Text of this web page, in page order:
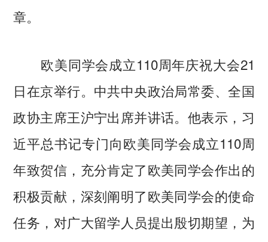
章。
欧美同学会成立110周年庆祝大会21
日在京举行。中共中央政治局常委、全国
政协主席王沪宁出席并讲话。他表示，习
近平总书记专门向欧美同学会成立110周
年致贺信，充分肯定了欧美同学会作出的
积极贡献，深刻阐明了欧美同学会的使命
任务，对广大留学人员提出殷切期望，为